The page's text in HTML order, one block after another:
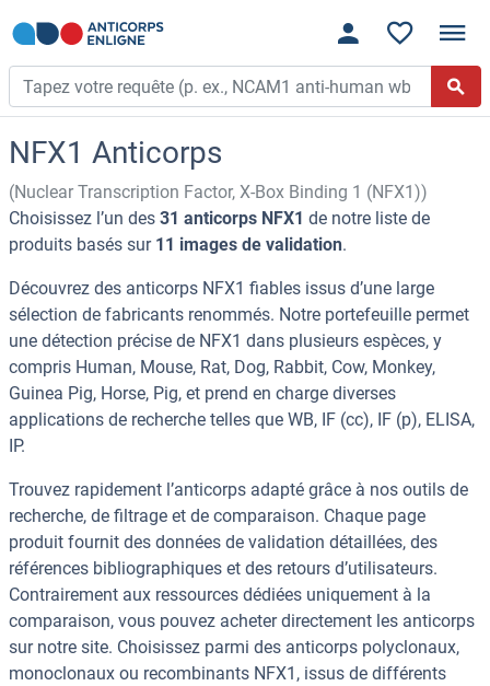
NFX1 Anticorps
(Nuclear Transcription Factor, X-Box Binding 1 (NFX1))
Choisissez l’un des 31 anticorps NFX1 de notre liste de
produits basés sur 11 images de validation.
Découvrez des anticorps NFX1 fiables issus d’une large
sélection de fabricants renommés. Notre portefeuille permet
une détection précise de NFX1 dans plusieurs espèces, y
compris Human, Mouse, Rat, Dog, Rabbit, Cow, Monkey,
Guinea Pig, Horse, Pig, et prend en charge diverses
applications de recherche telles que WB, IF (cc), IF (p), ELISA,
IP.
Trouvez rapidement l’anticorps adapté grâce à nos outils de
recherche, de filtrage et de comparaison. Chaque page
produit fournit des données de validation détaillées, des
références bibliographiques et des retours d’utilisateurs.
Contrairement aux ressources dédiées uniquement à la
comparaison, vous pouvez acheter directement les anticorps
sur notre site. Choisissez parmi des anticorps polyclonaux,
monoclonaux ou recombinants NFX1, issus de différents